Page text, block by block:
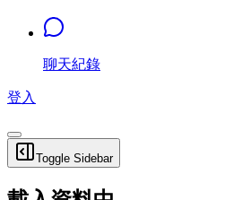
聊天紀錄
登入
Toggle Sidebar